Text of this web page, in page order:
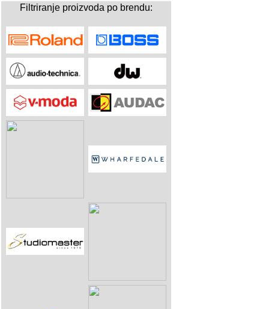
Filtriranje proizvoda po brendu: